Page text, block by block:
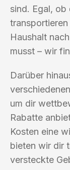
sind. Egal,
Haushalt
musst – wir
Darüber
um dir
Rabatte
Kosten eine
bieten wir dir
versteckte